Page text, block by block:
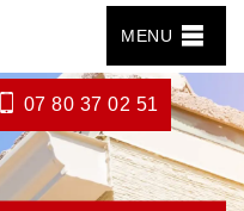
MENU
07 80 37 02 51